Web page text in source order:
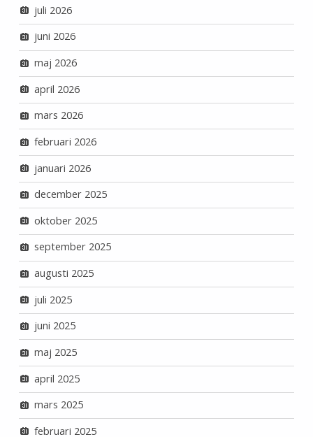
juli 2026
juni 2026
maj 2026
april 2026
mars 2026
februari 2026
januari 2026
december 2025
oktober 2025
september 2025
augusti 2025
juli 2025
juni 2025
maj 2025
april 2025
mars 2025
februari 2025